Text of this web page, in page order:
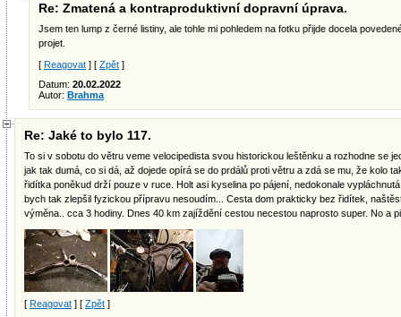
Re: Zmatená a kontraproduktivní dopravní úprava.
Jsem ten lump z černé listiny, ale tohle mi pohledem na fotku přijde docela
projet.
[ Reagovat ] [ Zpět ]
Datum: 20.02.2022
Autor: Brahma
Re: Jaké to bylo 117.
To si v sobotu do větru veme velocipedista svou historickou leštěnku a rozhodne se
jak tak dumá, co si dá, až dojede opírá se do prdálů proti větru a zdá se mu, že kolo
řidítka poněkud drží pouze v ruce. Holt asi kyselina po pájení, nedokonale
bych tak zlepšil fyzickou přípravu nesoudím... Cesta dom prakticky bez řidítek,
výměna.. cca 3 hodiny. Dnes 40 km zajíždění cestou necestou naprosto super. No a
[ Reagovat ] [ Zpět ]